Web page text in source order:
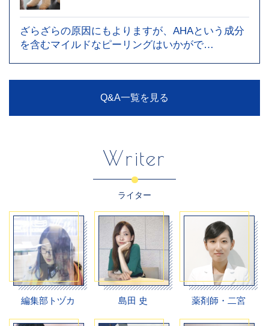
ざらざらの原因にもよりますが、AHAという成分
を含むマイルドなピーリングはいかがで…
Q&A一覧を見る
Writer
ライター
編集部トヅカ 島田 史 薬剤師・二宮